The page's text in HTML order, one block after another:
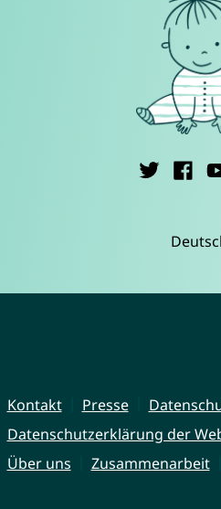
Kontakt Presse
Datenschutzerklärung der
Über uns
Zusammenarbeit